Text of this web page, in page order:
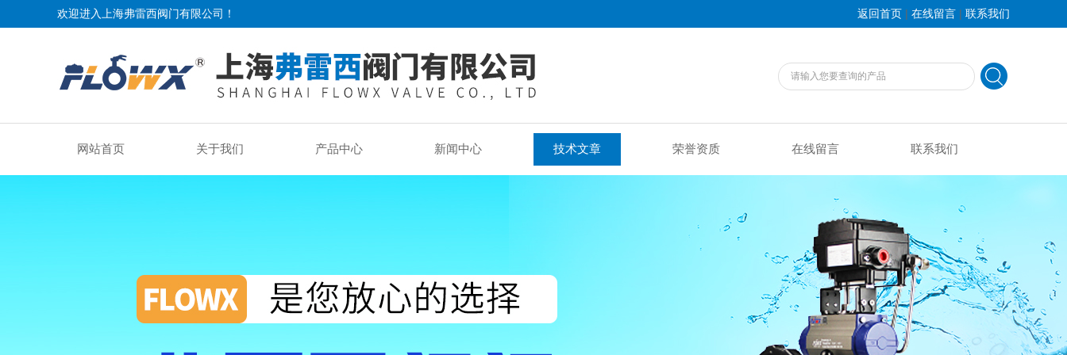
欢迎进入上海弗雷西阀门有限公司！ 返回首页 | 在线留言 | 联系我们
网站首页 关于我们 产品中心 新闻中心 技术文章 荣誉资质 在线留言 联系我们